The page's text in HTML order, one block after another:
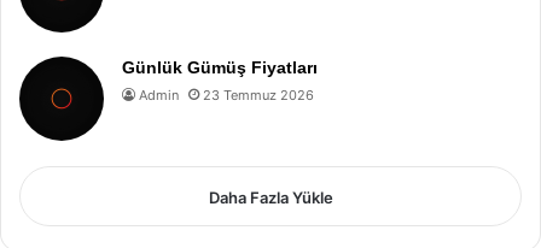
Günlük Gümüş Fiyatları
Admin 23 Temmuz 2026
Daha Fazla Yükle